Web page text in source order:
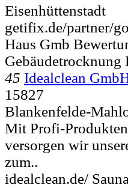
Eisenhüttenstadt
getifix.de/partner/
Haus Gmb
Gebäudetrocknung
45 Idealclean
15827
Blankenfelde-
Mit Profi-
versorgen wir
zum..
idealclean.de/